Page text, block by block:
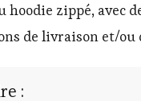
hoodie zippé,
de livraison et/
: